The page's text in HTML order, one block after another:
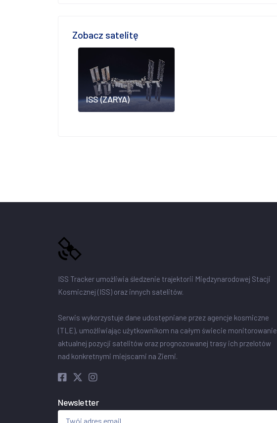
Zobacz satelitę
ISS (ZARYA)
ISS Tracker umożliwia śledzenie trajektorii Międzynarodowej Stacji
Kosmicznej (ISS) oraz innych satelitów.
Serwis wykorzystuje dane udostępniane przez agencje kosmiczne
(TLE), umożliwiając użytkownikom na całym świecie monitorowanie
aktualnej pozycji satelitów oraz prognozowanej trasy ich przelotów
nad konkretnymi miejscami na Ziemi.
Newsletter